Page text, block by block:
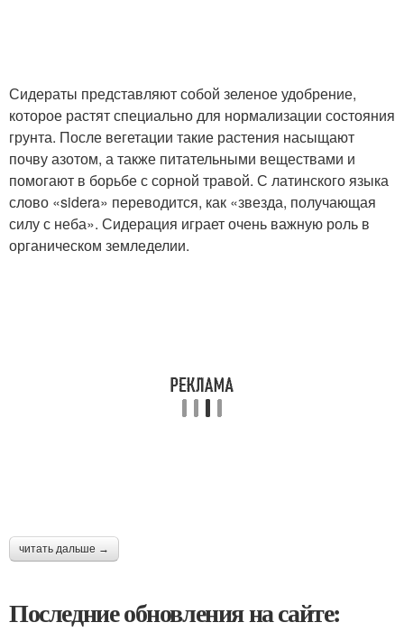
Сидераты представляют собой зеленое удобрение,
которое растят специально для нормализации состояния
грунта. После вегетации такие растения насыщают
почву азотом, а также питательными веществами и
помогают в борьбе с сорной травой. С латинского языка
слово «sidera» переводится, как «звезда, получающая
силу с неба». Сидерация играет очень важную роль в
органическом земледелии.
читать дальше →
Последние обновления на сайте: